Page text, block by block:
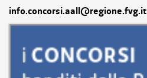
info.concorsi.aall@regione.fvg.it